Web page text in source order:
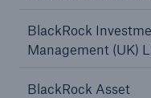
BlackRock
Management (UK)
BlackRock Asset